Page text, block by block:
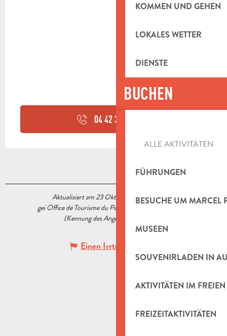
KOMMEN UND GEHEN
LOKALES WETTER
DIENSTE
BUCHEN
ALLE AKTIVITÄTEN
FÜHRUNGEN
BESUCHE UM MARCEL
MUSEEN
SOUVENIRLADEN IN
AKTIVITÄTEN IM FREIEN
FREIZEITAKTIVITÄTEN
04 42 32 91
Aktualisiert am 23 Oktober 2020 Um 15:14
gei Office de Tourisme du Pays d’Aubagne et de l’Étoile
(Kennung des Angebots :
Einen Irrtum angeben